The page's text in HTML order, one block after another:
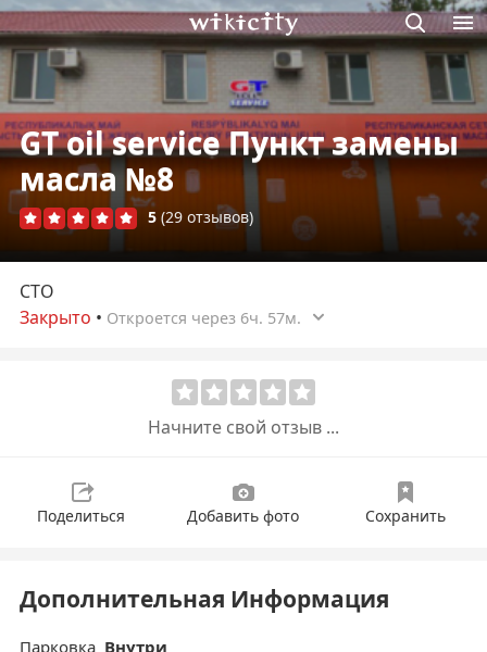
Викисити
GT oil service Пункт замены
масла №8
5 (29 отзывов)
СТО
Закрыто • Откроется через 6ч. 57м.
Начните свой отзыв ...
Поделиться Добавить фото Сохранить
Дополнительная Информация
Парковка Внутри